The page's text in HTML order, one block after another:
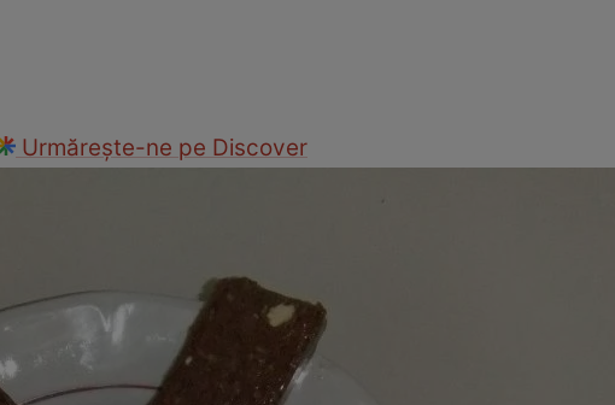
Urmărește-ne pe Discover